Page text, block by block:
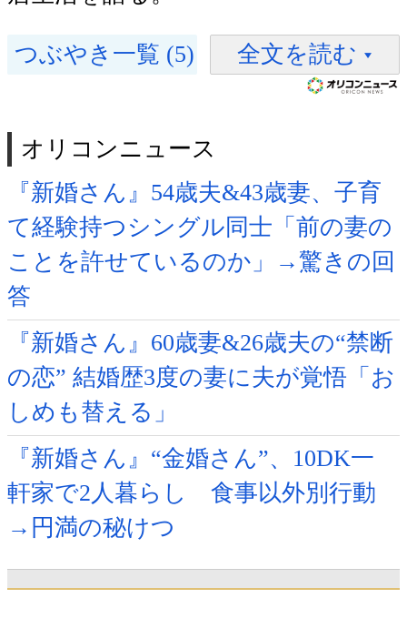
つぶやき一覧 (5) 全文を読む
オリコンニュース
『新婚さん』54歳夫&43歳妻、子育
て経験持つシングル同士「前の妻の
ことを許せているのか」→驚きの回
答
『新婚さん』60歳妻&26歳夫の“禁断
の恋” 結婚歴3度の妻に夫が覚悟「お
しめも替える」
『新婚さん』“金婚さん”、10DK一
軒家で2人暮らし 食事以外別行動
→円満の秘けつ